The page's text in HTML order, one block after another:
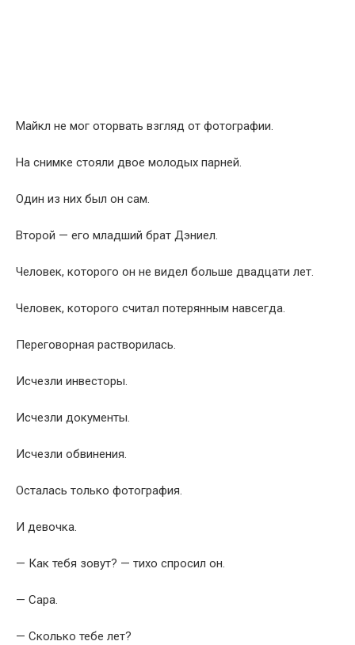
Майкл не мог оторвать взгляд от фотографии.
На снимке стояли двое молодых парней.
Один из них был он сам.
Второй — его младший брат Дэниел.
Человек, которого он не видел больше двадцати лет.
Человек, которого считал потерянным навсегда.
Переговорная растворилась.
Исчезли инвесторы.
Исчезли документы.
Исчезли обвинения.
Осталась только фотография.
И девочка.
— Как тебя зовут? — тихо спросил он.
— Сара.
— Сколько тебе лет?